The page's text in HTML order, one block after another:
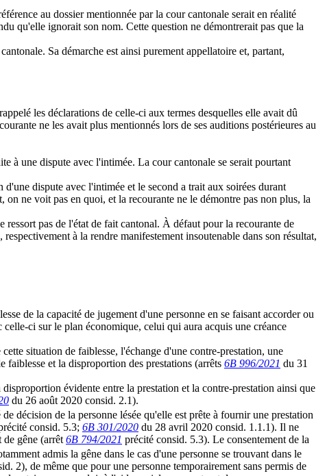
au dossier mentionnée par la cour cantonale serait en réalité
qu'elle ignorait son nom. Cette question ne démontrerait pas que la
Sa démarche est ainsi purement appellatoire et, partant,
les déclarations de celle-ci aux termes desquelles elle avait dû
ne les avait plus mentionnés lors de ses auditions postérieures au
à une dispute avec l'intimée. La cour cantonale se serait pourtant
dispute avec l'intimée et le second a trait aux soirées durant
ne voit pas en quoi, et la recourante ne le démontre pas non plus, la
ressort pas de l'état de fait cantonal. À défaut pour la recourante de
à la rendre manifestement insoutenable dans son résultat,
de la capacité de jugement d'une personne en se faisant accorder ou
ci sur le plan économique, celui qui aura acquis une créance
situation de faiblesse, l'échange d'une contre-prestation, une
et la disproportion des prestations (arrêts 6B 996/2021 du 31
évidente entre la prestation et la contre-prestation ainsi que
du 26 août 2020 consid. 2.1).
décision de la personne lésée qu'elle est prête à fournir une prestation
consid. 5.3; 6B 301/2020 du 28 avril 2020 consid. 1.1.1). Il ne
de gêne (arrêt 6B 794/2021 précité consid. 5.3). Le consentement de la
admis la gêne dans le cas d'une personne se trouvant dans le
2), de même que pour une personne temporairement sans permis de